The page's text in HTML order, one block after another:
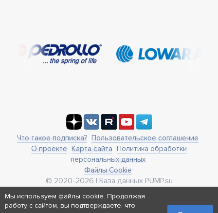
Что такое подписка? Пользовательское соглашение
О проекте Карта сайта Политика обработки
персональных данных
Файлы Cookie
© 2020-2026 | База данных PUMP.su
г. Москва, ул. Ленинская Слобода 19
Мы используем файлы cookie. Продолжая
работу с сайтом, вы подтверждаете, что